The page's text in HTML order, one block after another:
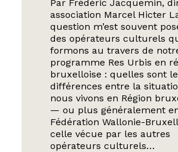
Par Frédéric Jacquemin,
association Marcel Hicter
question m’est souvent
des opérateurs culturels
formons au travers de
programme Res Urbis en
bruxelloise : quelles sont
différences entre la
nous vivons en Région
— ou plus généralement
Fédération Wallonie-
celle vécue par les autres
opérateurs culturels…